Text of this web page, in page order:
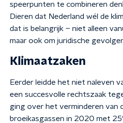
speerpunten te combineren
Dieren dat Nederland wél de
dat is belangrijk – niet alleen
maar ook om juridische
Klimaatzaken
Eerder leidde het niet naleven
een succesvolle rechtszaak
ging over het verminderen van
broeikasgassen in 2020 met